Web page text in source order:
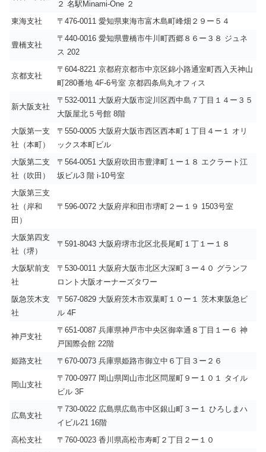
２ 名駅Minami-One ２
東海支社
〒476-0011 愛知県東海市富木島町峰畑２９ー５４
豊橋支社
〒440-0016 愛知県豊橋市牛川町西郷８６ー３８ ジュネ
ス 202
京都支社
〒604-8221 京都府京都市中京区錦小路通室町西入天神山
町280番地 4F-6号室 京都四条烏丸オフィス
新大阪支社
〒532-0011 大阪府大阪市淀川区西中島７丁目１４ー３５
大阪屋北５号館 8階
大阪第一支
社（本町）
〒550-0005 大阪府大阪市西区西本町１丁目４ー１ オリ
ックス本町ビル
大阪第二支
社（吹田）
〒564-0051 大阪府吹田市豊津町１ー１８ エクラート江
坂ビル3 階 i-10号室
大阪第三支
社（岸和
田）
〒596-0072 大阪府岸和田市堺町２ー１９ 1503号室
大阪第四支
社（堺）
〒591-8043 大阪府堺市北区北長尾町１丁１ー１８
大阪駅前支
社
〒530-0011 大阪府大阪市北区大深町３ー４０ グランフ
ロント大阪オーナーズタワー
阪急茨木支
社
〒567-0829 大阪府茨木市双葉町１０ー１ 茨木東阪急ビ
ル 4F
神戸支社
〒651-0087 兵庫県神戸市中央区御幸通８丁目１ー６ 神
戸国際会館 22階
姫路支社
〒670-0073 兵庫県姫路市御立中６丁目３ー２６
岡山支社
〒700-0977 岡山県岡山市北区問屋町９ー１０１ タイル
ビル 3F
広島支社
〒730-0022 広島県広島市中区銀山町３ー１ ひろしまハ
イビル21 16階
高松支社
〒760-0023 香川県高松市寿町２丁目２ー１０